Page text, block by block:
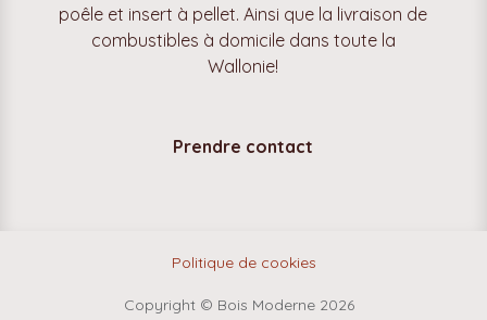
poêle et insert à pellet. Ainsi que la livraison de
combustibles à domicile dans toute la
Wallonie!
Prendre contact
Politique de cookies
Copyright © Bois Moderne 2026